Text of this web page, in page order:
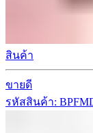
สินค้า
ขายดี
รหัสสินค้า: